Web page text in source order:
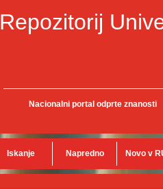
Repozitorij
Nacionalni portal odprte znanosti
Iskanje Napredno Novo v